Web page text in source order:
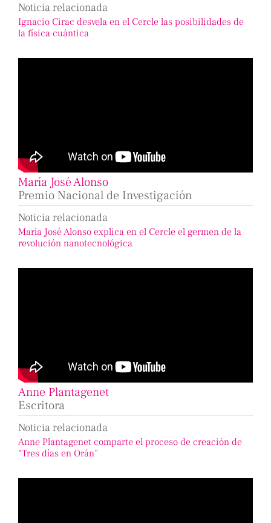
Noticia relacionada
Ignacio Cirac desvela en el Cercle las posibilidades de
la física cuántica
María José Alonso
Premio Nacional de Investigación
Noticia relacionada
María José Alonso explica en el Cercle el germen de la
revolución nanotecnológica
Anne Plantagenet
Escritora
Noticia relacionada
Anne Plantagenet comparte el proceso de creación de
“Tres días en Orán”